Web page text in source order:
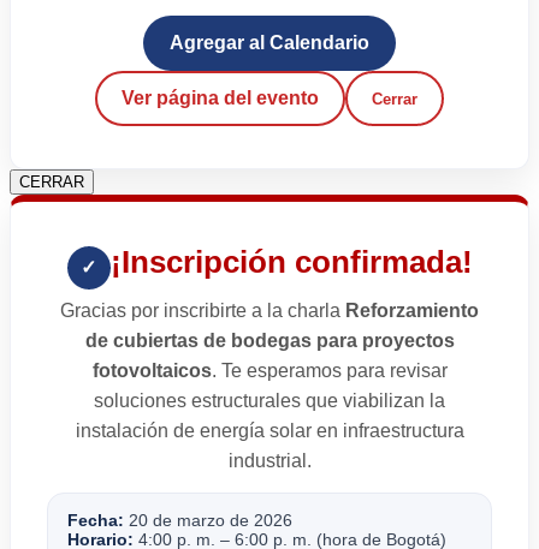
Agregar al Calendario
Ver página del evento Cerrar
CERRAR
✓ ¡Inscripción confirmada!
Gracias por inscribirte a la charla Reforzamiento
de cubiertas de bodegas para proyectos
fotovoltaicos. Te esperamos para revisar
soluciones estructurales que viabilizan la
instalación de energía solar en infraestructura
industrial.
Fecha: 20 de marzo de 2026
Horario: 4:00 p. m. – 6:00 p. m. (hora de Bogotá)